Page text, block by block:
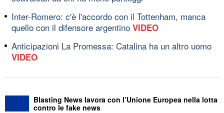
Inter-Romero: c'è l'accordo con il Tottenham, manca
quello con il difensore argentino VIDEO
Anticipazioni La Promessa: Catalina ha un altro uomo
VIDEO
Blasting News lavora con l’Unione Europea nella lotta
contro le fake news